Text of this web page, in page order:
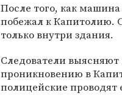
После того, как
побежал к Капитолию.
только внутри здания.
Следователи
проникновению в
полицейские проводят